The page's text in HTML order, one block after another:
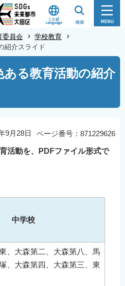
委員会
学校教育
介スライド
る教育活動の紹介
ページ番号：871229626
9月28日
活動を、PDFファイル形式で
中学校
、大森第二、大森第八、馬
、大森第四、大森第三、東